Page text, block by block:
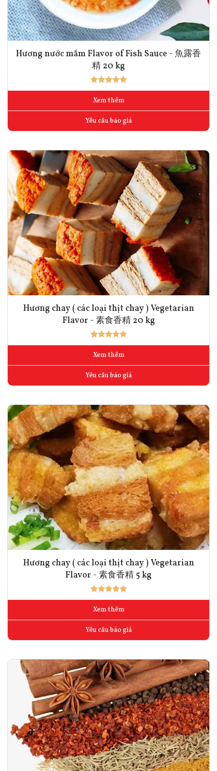
Hương nước mắm Flavor of Fish Sauce - 魚露香
精 20 kg
Xem thêm
Yêu cầu báo giá
Hương chay ( các loại thịt chay ) Vegetarian
Flavor - 素食香精 20 kg
Xem thêm
Yêu cầu báo giá
Hương chay ( các loại thịt chay ) Vegetarian
Flavor - 素食香精 5 kg
Xem thêm
Yêu cầu báo giá